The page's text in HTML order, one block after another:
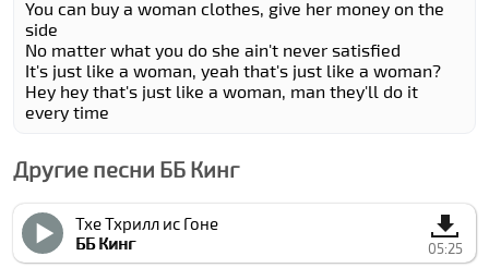
You can buy a woman clothes, give her money on the
side
No matter what you do she ain't never satisfied
It's just like a woman, yeah that's just like a woman?
Hey hey that's just like a woman, man they'll do it
every time
Другие песни ББ Кинг
Тхе Тхрилл ис Гоне
ББ Кинг
05:25